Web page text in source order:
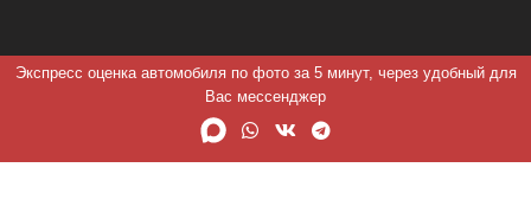
Экспресс оценка автомобиля по фото за 5 минут, через удобный для
Вас мессенджер